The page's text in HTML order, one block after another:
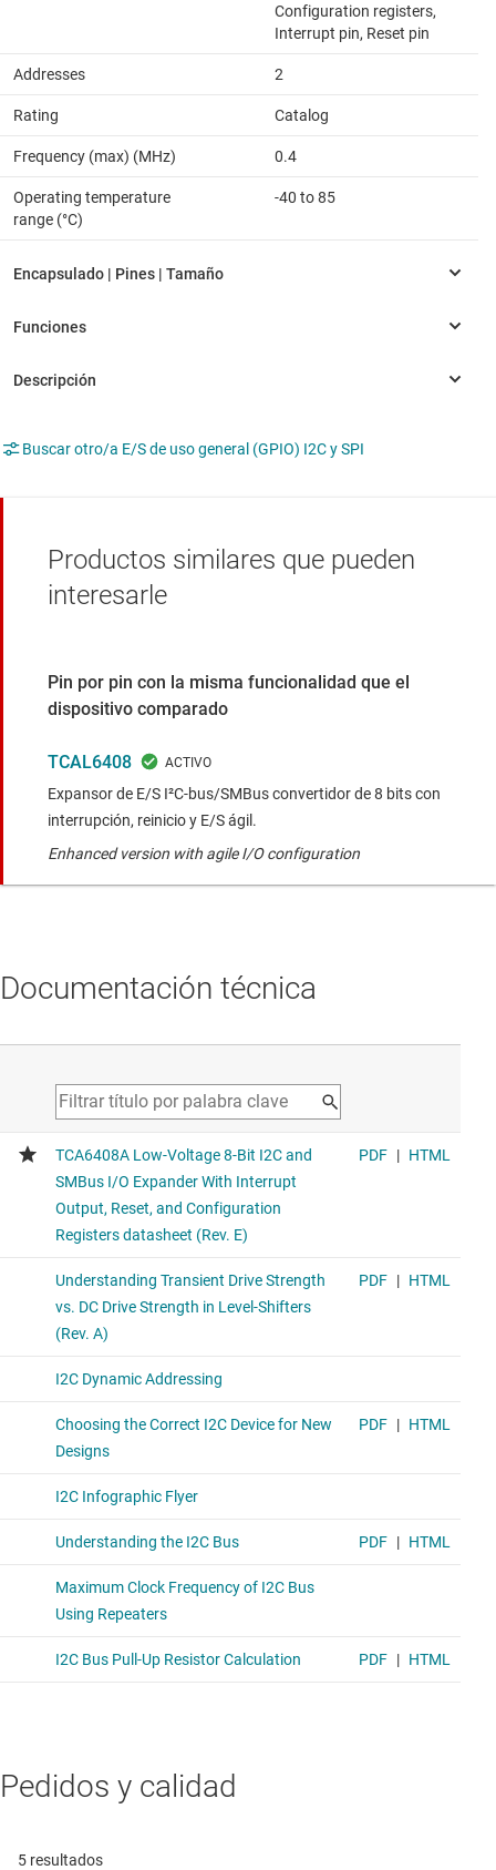
Configuration registers,
Interrupt pin, Reset pin
Addresses 2
Rating Catalog
Frequency (max) (MHz) 0.4
Operating temperature
range (°C)
-40 to 85
Buscar otro/a E/S de uso general (GPIO) I2C y SPI
Productos similares que pueden
interesarle
Pin por pin con la misma funcionalidad que el
dispositivo comparado
TCAL6408
Expansor de E/S I²C-bus/SMBus convertidor de 8 bits con
interrupción, reinicio y E/S ágil.
Enhanced version with agile I/O configuration
Documentación técnica
Pedidos y calidad